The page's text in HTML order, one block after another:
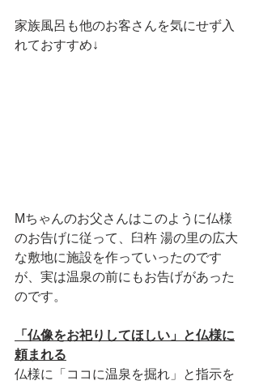
家族風呂も他のお客さんを気にせず入
れておすすめ↓
Mちゃんのお父さんはこのように仏様
のお告げに従って、臼杵 湯の里の広大
な敷地に施設を作っていったのです
が、実は温泉の前にもお告げがあった
のです。
「仏像をお祀りしてほしい」と仏様に
頼まれる
仏様に「ココに温泉を掘れ」と指示を